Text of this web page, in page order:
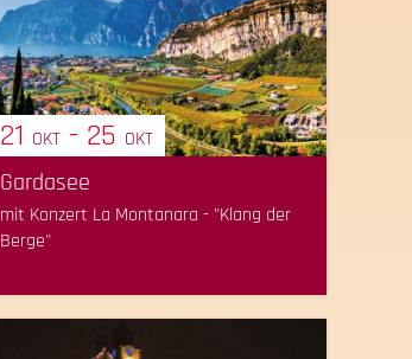
21 OKT- 25 OKT
Gardasee
mit Konzert La Montanara - "Klang der
Berge"